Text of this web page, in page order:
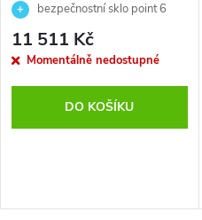
bezpečnostní sklo point 6
mm
11 511 Kč
Momentálně nedostupné
DO KOŠÍKU